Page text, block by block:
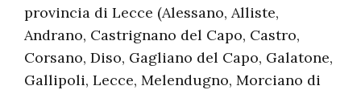
provincia di Lecce (Alessano, Alliste,
Andrano, Castrignano del Capo, Castro,
Corsano, Diso, Gagliano del Capo, Galatone,
Gallipoli, Lecce, Melendugno, Morciano di